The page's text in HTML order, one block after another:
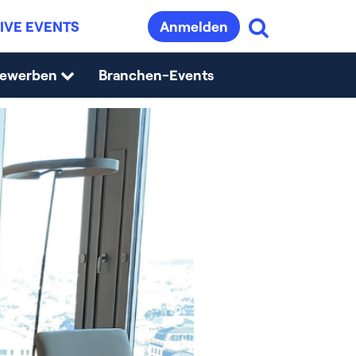
EVENTS Anmelden
Branchen-Events